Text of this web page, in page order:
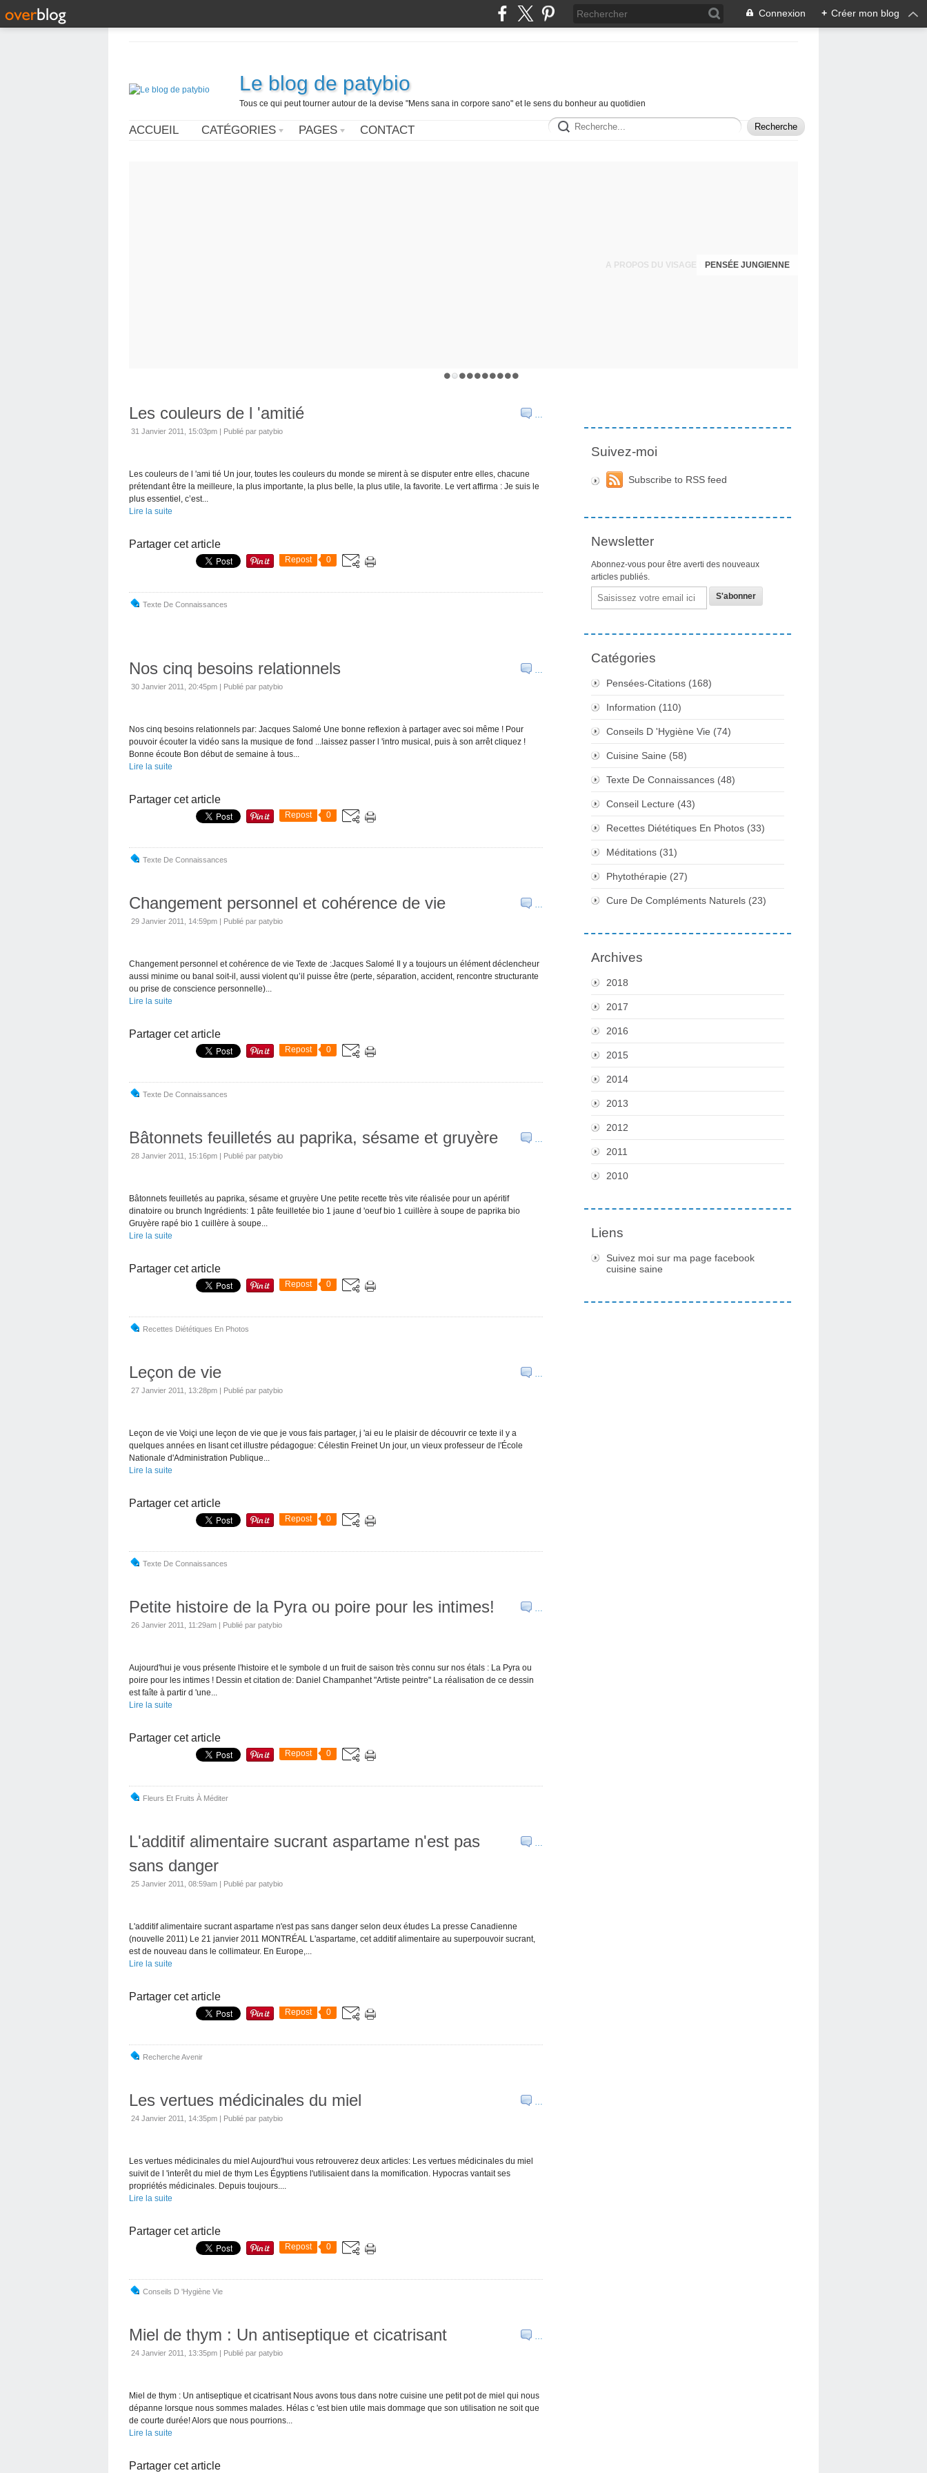
Connexion + Créer mon blog
Le blog de patybio
Tous ce qui peut tourner autour de la devise "Mens sana in corpore sano" et le sens du bonheur au quotidien
ACCUEIL CATÉGORIES PAGES CONTACT
PENSÉE JUNGIENNE
…
Les couleurs de l 'amitié
31 Janvier 2011, 15:03pm | Publié par patybio
Les couleurs de l 'ami tié Un jour, toutes les couleurs du monde se mirent à se disputer entre elles, chacune
prétendant être la meilleure, la plus importante, la plus belle, la plus utile, la favorite. Le vert affirma : Je suis le
plus essentiel, c’est...
Lire la suite
Partager cet article
Repost 0
Texte De Connaissances
…
Nos cinq besoins relationnels
30 Janvier 2011, 20:45pm | Publié par patybio
Nos cinq besoins relationnels par: Jacques Salomé Une bonne reflexion à partager avec soi même ! Pour
pouvoir écouter la vidéo sans la musique de fond ...laissez passer l 'intro musical, puis à son arrêt cliquez !
Bonne écoute Bon début de semaine à tous...
Lire la suite
Partager cet article
Repost 0
Texte De Connaissances
…
Changement personnel et cohérence de vie
29 Janvier 2011, 14:59pm | Publié par patybio
Changement personnel et cohérence de vie Texte de :Jacques Salomé Il y a toujours un élément déclencheur
aussi minime ou banal soit-il, aussi violent qu’il puisse être (perte, séparation, accident, rencontre structurante
ou prise de conscience personnelle)...
Lire la suite
Partager cet article
Repost 0
Texte De Connaissances
…
Bâtonnets feuilletés au paprika, sésame et gruyère
28 Janvier 2011, 15:16pm | Publié par patybio
Bâtonnets feuilletés au paprika, sésame et gruyère Une petite recette très vite réalisée pour un apéritif
dinatoire ou brunch Ingrédients: 1 pâte feuilletée bio 1 jaune d 'oeuf bio 1 cuillère à soupe de paprika bio
Gruyère rapé bio 1 cuillère à soupe...
Lire la suite
Partager cet article
Repost 0
Recettes Diététiques En Photos
…
Leçon de vie
27 Janvier 2011, 13:28pm | Publié par patybio
Leçon de vie Voiçi une leçon de vie que je vous fais partager, j 'ai eu le plaisir de découvrir ce texte il y a
quelques années en lisant cet illustre pédagogue: Célestin Freinet Un jour, un vieux professeur de l'École
Nationale d'Administration Publique...
Lire la suite
Partager cet article
Repost 0
Texte De Connaissances
…
Petite histoire de la Pyra ou poire pour les intimes!
26 Janvier 2011, 11:29am | Publié par patybio
Aujourd'hui je vous présente l'histoire et le symbole d un fruit de saison très connu sur nos étals : La Pyra ou
poire pour les intimes ! Dessin et citation de: Daniel Champanhet "Artiste peintre" La réalisation de ce dessin
est faîte à partir d 'une...
Lire la suite
Partager cet article
Repost 0
Fleurs Et Fruits À Méditer
…
L'additif alimentaire sucrant aspartame n'est pas
sans danger
25 Janvier 2011, 08:59am | Publié par patybio
L'additif alimentaire sucrant aspartame n'est pas sans danger selon deux études La presse Canadienne
(nouvelle 2011) Le 21 janvier 2011 MONTRÉAL L'aspartame, cet additif alimentaire au superpouvoir sucrant,
est de nouveau dans le collimateur. En Europe,...
Lire la suite
Partager cet article
Repost 0
Recherche Avenir
…
Les vertues médicinales du miel
24 Janvier 2011, 14:35pm | Publié par patybio
Les vertues médicinales du miel Aujourd'hui vous retrouverez deux articles: Les vertues médicinales du miel
suivit de l 'interêt du miel de thym Les Égyptiens l'utilisaient dans la momification. Hypocras vantait ses
propriétés médicinales. Depuis toujours....
Lire la suite
Partager cet article
Repost 0
Conseils D 'hygiène Vie
…
Miel de thym : Un antiseptique et cicatrisant
24 Janvier 2011, 13:35pm | Publié par patybio
Miel de thym : Un antiseptique et cicatrisant Nous avons tous dans notre cuisine une petit pot de miel qui nous
dépanne lorsque nous sommes malades. Hélas c 'est bien utile mais dommage que son utilisation ne soit que
de courte durée! Alors que nous pourrions...
Lire la suite
Partager cet article
Suivez-moi
Subscribe to RSS feed
Newsletter
Abonnez-vous pour être averti des nouveaux
articles publiés.
Email
Catégories
Pensées-Citations (168)
Information (110)
Conseils D 'hygiène Vie (74)
Cuisine Saine (58)
Texte De Connaissances (48)
Conseil Lecture (43)
Recettes Diététiques En Photos (33)
Méditations (31)
Phytothérapie (27)
Cure De Compléments Naturels (23)
Archives
2018
2017
2016
2015
2014
2013
2012
2011
2010
Liens
Suivez moi sur ma page facebook
cuisine saine